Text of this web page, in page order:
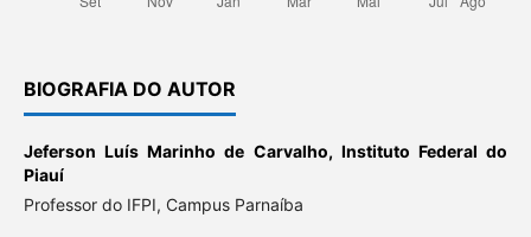
BIOGRAFIA DO AUTOR
Jeferson Luís Marinho de Carvalho, Instituto Federal do
Piauí
Professor do IFPI, Campus Parnaíba